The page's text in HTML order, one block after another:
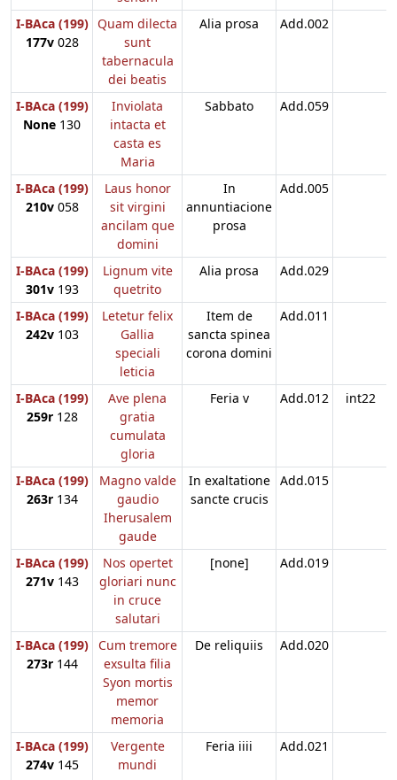
I-BAca (199)
177v028
Quam dilecta
sunt
tabernacula
dei beatis
Alia prosa Add.002
I-BAca (199)
None 130
Inviolata
intacta et
casta es
Maria
Sabbato Add.059
I-BAca (199)
210v058
Laus honor
sit virgini
ancilam que
domini
In
annuntiacione
prosa
Add.005
I-BAca (199)
301v193
Lignum vite
quetrito
Alia prosa Add.029
I-BAca (199)
242v103
Letetur felix
Gallia
speciali
leticia
Item de
sancta spinea
corona domini
Add.011
I-BAca (199)
259r128
Ave plena
gratia
cumulata
gloria
Feria v Add.012 int22
I-BAca (199)
263r134
Magno valde
gaudio
Iherusalem
gaude
In exaltatione
sancte crucis
Add.015
I-BAca (199)
271v143
Nos opertet
gloriari nunc
in cruce
salutari
[none] Add.019
I-BAca (199)
273r144
Cum tremore
exsulta filia
Syon mortis
memor
memoria
De reliquiis Add.020
I-BAca (199)
274v145
Vergente
mundi
Feria iiii Add.021